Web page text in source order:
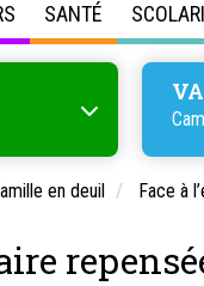
SANTÉ
en deuil Face à